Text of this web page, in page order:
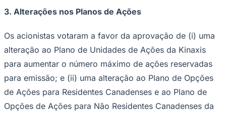
Ceará
3. Alterações nos Planos de Ações
Os acionistas votaram a favor da aprovação de (i) uma
alteração ao Plano de Unidades de Ações da Kinaxis
para aumentar o número máximo de ações reservadas
para emissão; e (ii) uma alteração ao Plano de Opções
de Ações para Residentes Canadenses e ao Plano de
Opções de Ações para Não Residentes Canadenses da